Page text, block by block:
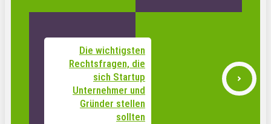
Die wichtigsten
Rechtsfragen, die
sich Startup
Unternehmer und
Gründer stellen
sollten